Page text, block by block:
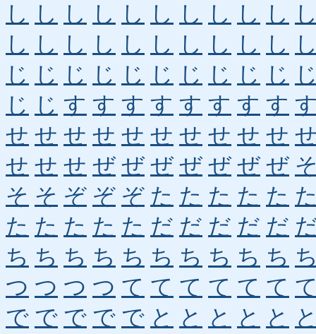
し し し し し し し し し し
し し し し し し し し し し
じ じ じ じ じ じ じ じ じ じ
じ じ す す す す す す す す
せ せ せ せ せ せ せ せ せ せ
せ せ せ ぜ ぜ ぜ ぜ ぜ ぜ ぜ
そ そ ぞ ぞ ぞ た た た た た
た た た た た だ だ だ だ だ
ち ち ち ち ち ち ち ち ち ち
つ つ つ つ て て て て て て
で で で で で と と と と と